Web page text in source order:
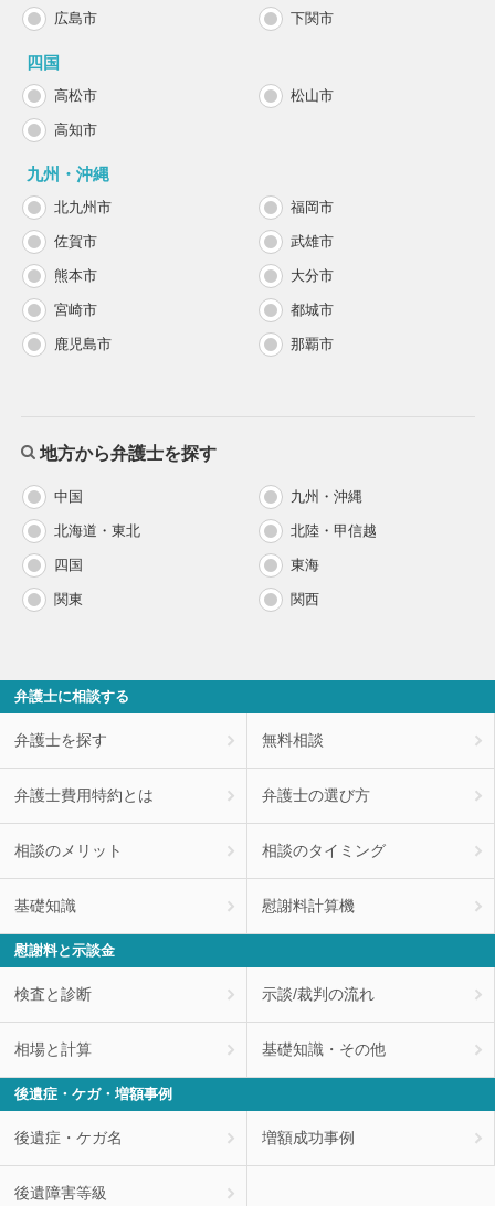
広島市 下関市
四国
高松市 松山市
高知市
九州・沖縄
北九州市 福岡市
佐賀市 武雄市
熊本市 大分市
宮崎市 都城市
鹿児島市 那覇市
地方から弁護士を探す
中国 九州・沖縄
北海道・東北 北陸・甲信越
四国 東海
関東 関西
弁護士に相談する
弁護士を探す 無料相談
弁護士費用特約とは 弁護士の選び方
相談のメリット 相談のタイミング
基礎知識 慰謝料計算機
慰謝料と示談金
検査と診断 示談/裁判の流れ
相場と計算 基礎知識・その他
後遺症・ケガ・増額事例
後遺症・ケガ名 増額成功事例
後遺障害等級